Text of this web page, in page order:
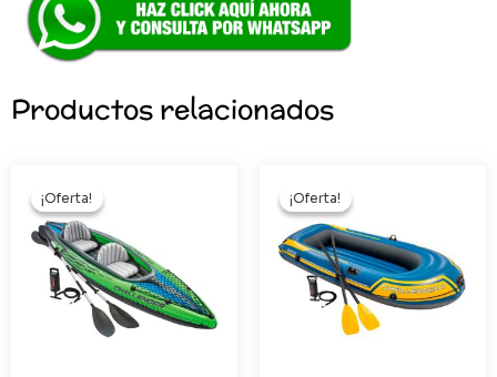
Productos relacionados
¡Oferta!
¡Oferta!
S/669.00.
¡Oferta!
¡Oferta!
S/299.00.